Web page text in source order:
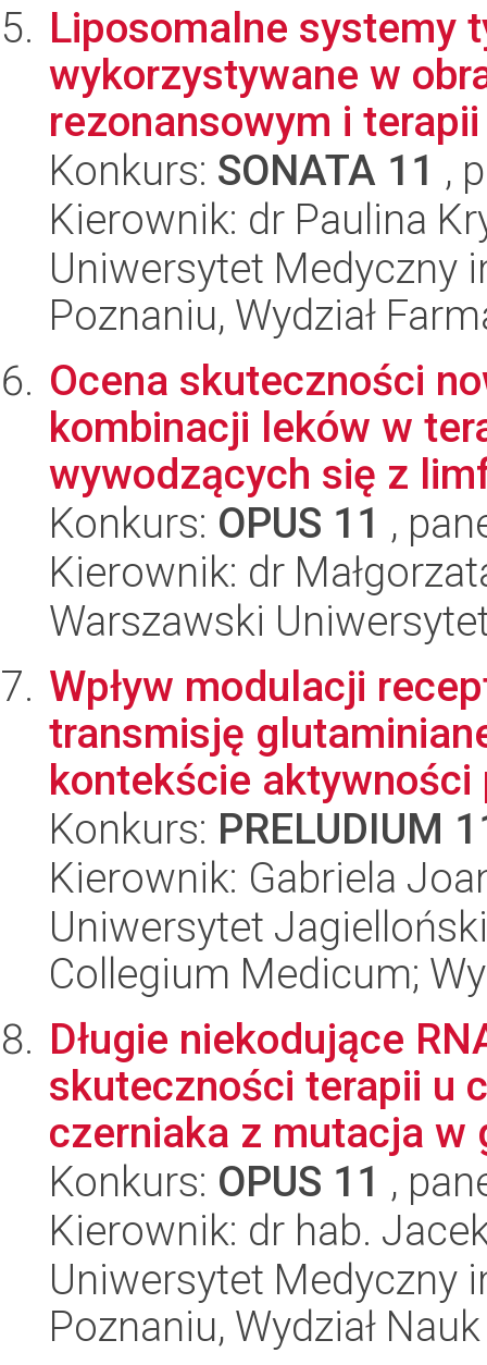
Liposomalne systemy
wykorzystywane w
rezonansowym i
Konkurs: SONATA 11 ,
Kierownik: dr Paulina
Uniwersytet Medyczny
Poznaniu, Wydział
Ocena skuteczności
kombinacji leków w
wywodzących się z
Konkurs: OPUS 11 ,
Kierownik: dr
Warszawski
Wpływ modulacji
transmisję
kontekście aktywności
Konkurs: PRELUDIUM
Kierownik: Gabriela
Uniwersytet
Collegium Medicum;
Długie niekodujące
skuteczności terapii u
czerniaka z mutacja w
Konkurs: OPUS 11 ,
Kierownik: dr hab.
Uniwersytet Medyczny
Poznaniu, Wydział